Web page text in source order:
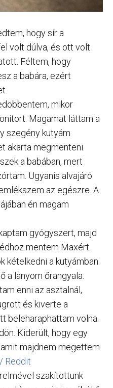
hogy sír a
volt dúlva, és ott volt
Féltem, hogy
a babára, ezért
mikor
Magamat láttam a
szegény kutyám
akarta megmenteni.
a babában, mert
Ugyanis alvajáró
az egészre. A
én magam
gyógyszert, majd
mentem Maxért.
kételkedni a kutyámban.
a lányom őrangyala.
enni az asztalnál,
és kiverte a
beleharaphattam volna.
Kiderült, hogy egy
majdnem megettem.
Reddit
szakítottunk